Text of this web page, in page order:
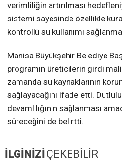
verimliliğin artırılması
sistemi sayesinde özellikle
kontrollü su kullanımı
Manisa Büyükşehir Belediye
programın üreticilerin girdi
zamanda su kaynaklarının
sağlayacağını ifade etti.
devamlılığının sağlanması
süreceğini de belirtti.
İLGİNİZİ ÇEKEBİLİR